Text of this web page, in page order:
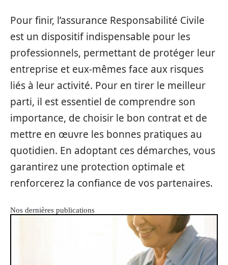
Pour finir, l’assurance Responsabilité Civile
est un dispositif indispensable pour les
professionnels, permettant de protéger leur
entreprise et eux-mêmes face aux risques
liés à leur activité. Pour en tirer le meilleur
parti, il est essentiel de comprendre son
importance, de choisir le bon contrat et de
mettre en œuvre les bonnes pratiques au
quotidien. En adoptant ces démarches, vous
garantirez une protection optimale et
renforcerez la confiance de vos partenaires.
Nos dernières publications